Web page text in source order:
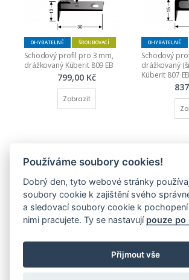
OHYBATELNÉ ŠROUBOVACÍ
Schodový profil pro 3 mm,
drážkovaný Küberit 809 EB
799,00 Kč
Zobrazit
OHYBATELNÉ
Schodový
drážkovaný
Küberit 807 EB
OHYBATELNÉ ŠROUBOVACÍ
Schodový profil pro 3 mm
Zobrazit
OHYBATELNÉ
Schodový
Používáme soubory cookies!
Dobrý den, tyto webové stránky
soubory cookie k zajištění svého
a sledovací soubory cookie k
nimi pracujete. Ty se nastavují pouze po
Přijmout vše